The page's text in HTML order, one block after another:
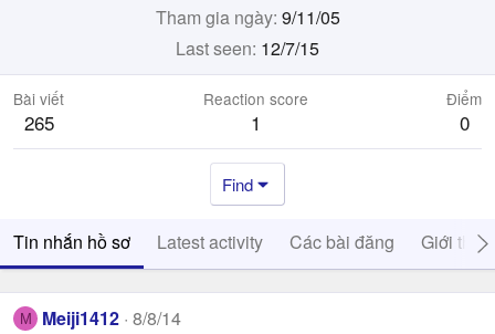
Tham gia ngày 9/11/05
Last seen 12/7/15
Bài viết
265
Reaction score
1
Điểm
0
Find
Tin nhắn hồ sơ Latest activity Các bài đăng Giới thiệu
M Meiji1412 8/8/14